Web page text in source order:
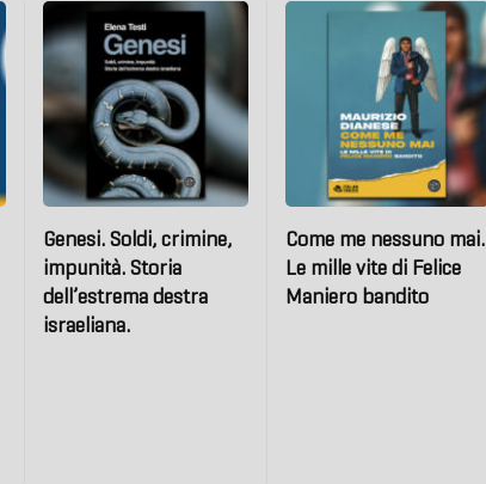
Genesi. Soldi, crimine,
impunità. Storia
dell’estrema destra
israeliana.
Come me nessuno mai.
Le mille vite di Felice
Maniero bandito